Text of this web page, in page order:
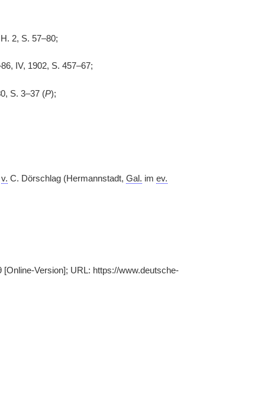
2, S. 57–80;
IV, 1902, S. 457–67;
S. 3–37 (P);
v. C. Dörschlag (Hermannstadt, Gal. im ev.
Version]; URL: https://www.deutsche-